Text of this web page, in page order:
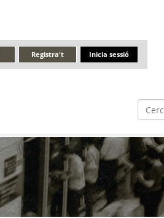
Inicia sessió
Registra't